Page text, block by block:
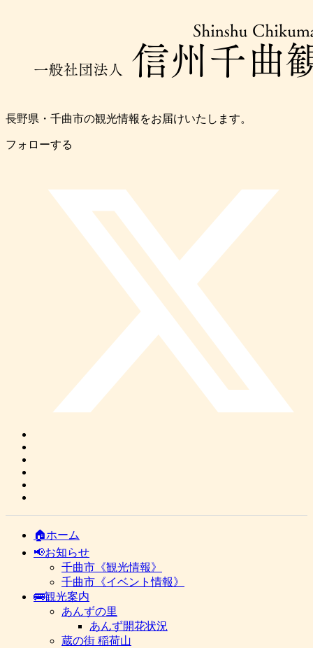
長野県・千曲市の観光情報をお届けいたします。
フォローする
🏠ホーム
📢お知らせ
千曲市《観光情報》
千曲市《イベント情報》
🚌観光案内
あんずの里
あんず開花状況
蔵の街 稲荷山